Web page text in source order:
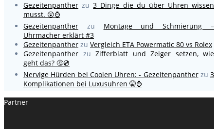
Gezeitenpanther zu3 Dinge die du über Uhren wissen
musst. 😲⌚
Gezeitenpanther zu Montage und Schmierung –
Uhrmacher erklärt #3
Gezeitenpanther zu Vergleich ETA Powermatic 80 vs Rolex
Gezeitenpanther zu Zifferblatt und Zeiger setzen, wie
geht das? 🤔💿
Nervige Hürden bei Coolen Uhren: - Gezeitenpantherzu 3
Komplikationen bei Luxusuhren 🤫⌚
Partner